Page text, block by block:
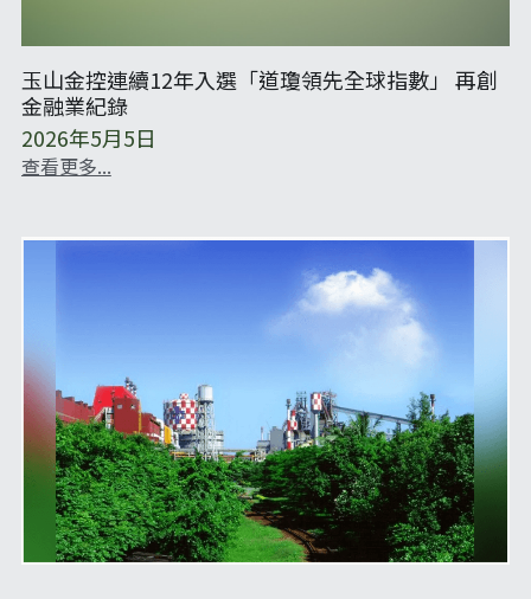
玉山金控連續12年入選「道瓊領先全球指數」 再創
金融業紀錄
2026年5月5日
查看更多...